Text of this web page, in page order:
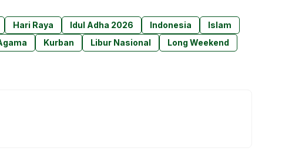
Hari Raya Idul Adha 2026 Indonesia
Islam
Kurban Libur Nasional
Long Weekend